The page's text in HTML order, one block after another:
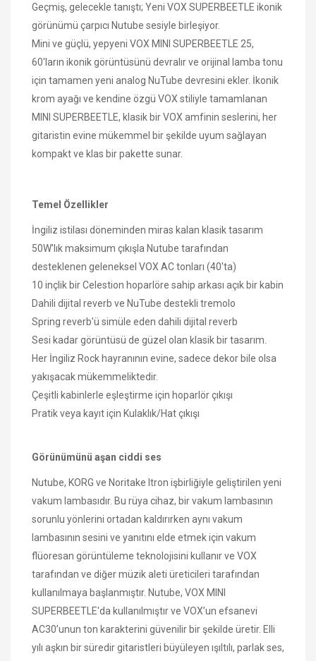
Geçmiş, gelecekle tanıştı; Yeni VOX SUPERBEETLE ikonik
görünümü çarpıcı Nutube sesiyle birleşiyor.
Mini ve güçlü, yepyeni VOX MINI SUPERBEETLE 25,
60'ların ikonik görüntüsünü devralır ve orijinal lamba tonu
için tamamen yeni analog NuTube devresini ekler. İkonik
krom ayağı ve kendine özgü VOX stiliyle tamamlanan
MINI SUPERBEETLE, klasik bir VOX amfinin seslerini, her
gitaristin evine mükemmel bir şekilde uyum sağlayan
kompakt ve klas bir pakette sunar.
Temel Özellikler
İngiliz istilası döneminden miras kalan klasik tasarım
50W'lık maksimum çıkışla Nutube tarafından
desteklenen geleneksel VOX AC tonları (40'ta)
10 inçlik bir Celestion hoparlöre sahip arkası açık bir kabin
Dahili dijital reverb ve NuTube destekli tremolo
Spring reverb'ü simüle eden dahili dijital reverb
Sesi kadar görüntüsü de güzel olan klasik bir tasarım.
Her İngiliz Rock hayranının evine, sadece dekor bile olsa
yakışacak mükemmeliktedir.
Çeşitli kabinlerle eşleştirme için hoparlör çıkışı
Pratik veya kayıt için Kulaklık/Hat çıkışı
Görünümünü aşan ciddi ses
Nutube, KORG ve Noritake Itron işbirliğiyle geliştirilen yeni
vakum lambasıdır. Bu rüya cihaz, bir vakum lambasının
sorunlu yönlerini ortadan kaldırırken aynı vakum
lambasının sesini ve yanıtını elde etmek için vakum
flüoresan görüntüleme teknolojisini kullanır ve VOX
tarafından ve diğer müzik aleti üreticileri tarafından
kullanılmaya başlanmıştır. Nutube, VOX MINI
SUPERBEETLE'da kullanılmıştır ve VOX’un efsanevi
AC30’unun ton karakterini güvenilir bir şekilde üretir. Elli
yılı aşkın bir süredir gitaristleri büyüleyen ışıltılı, parlak ses,